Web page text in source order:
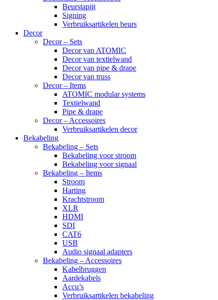
Beurstapijt
Signing
Verbruiksartikelen beurs
Decor
Decor – Sets
Decor van ATOMIC
Decor van textielwand
Decor van pipe & drape
Decor van truss
Decor – Items
ATOMIC modular systems
Textielwand
Pipe & drape
Decor – Accessoires
Verbruiksartikelen decor
Bekabeling
Bekabeling – Sets
Bekabeling voor stroom
Bekabeling voor signaal
Bekabeling – Items
Stroom
Harting
Krachtstroom
XLR
HDMI
SDI
CAT6
USB
Audio signaal adapters
Bekabeling – Accessoires
Kabelbruggen
Aardekabels
Accu’s
Verbruiksartikelen bekabeling